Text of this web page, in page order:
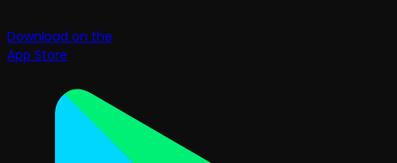
Download on the
App Store